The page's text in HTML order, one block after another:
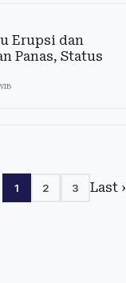
Erupsi dan
Panas, Status
1 2 3 Last ›